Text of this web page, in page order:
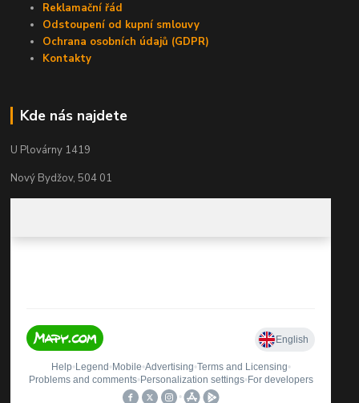
Reklamační řád
Odstoupení od kupní smlouvy
Ochrana osobních údajů (GDPR)
Kontakty
Kde nás najdete
U Plovárny 1419
Nový Bydžov, 504 01